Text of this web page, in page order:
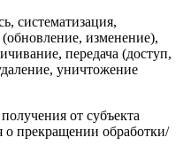
систематизация,
изменение),
передача (доступ,
уничтожение
от субъекта
о прекращении обработки/